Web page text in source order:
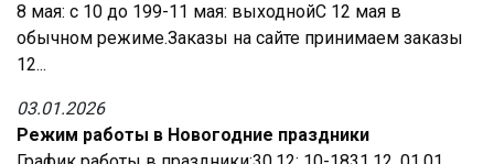
8 мая: с 10 до 199-11 мая: выходнойС 12 мая в
обычном режиме.Заказы на сайте принимаем заказы
12...
03.01.2026
Режим работы в Новогодние праздники